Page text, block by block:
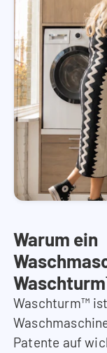
Warum ein
Waschturm™
Patente auf